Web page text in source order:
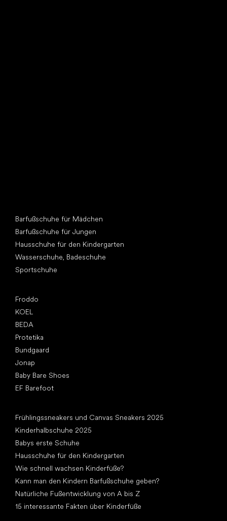
Barfußschuhe für Mädchen
Barfußschuhe für Jungen
Hausschuhe für den Kindergarten
Wasserschuhe, Badeschuhe
Sportschuhe
Froddo
KOEL
BEDA
Protetika
Bundgaard
Jonap
Baby Bare Shoes
EF Barefoot
Frühlingssneakers und Canvas Sneakers 2025
Kinderhalbschuhe 2025
Babys erste Schuhe
Hausschuhe für den Kindergarten
Wie schnell wachsen Kinderfüße?
Kann man den Kindern Barfußschuhe geben?
Natürliche Fußentwicklung von A bis Z
15 interessante Fakten über Kinderfüße